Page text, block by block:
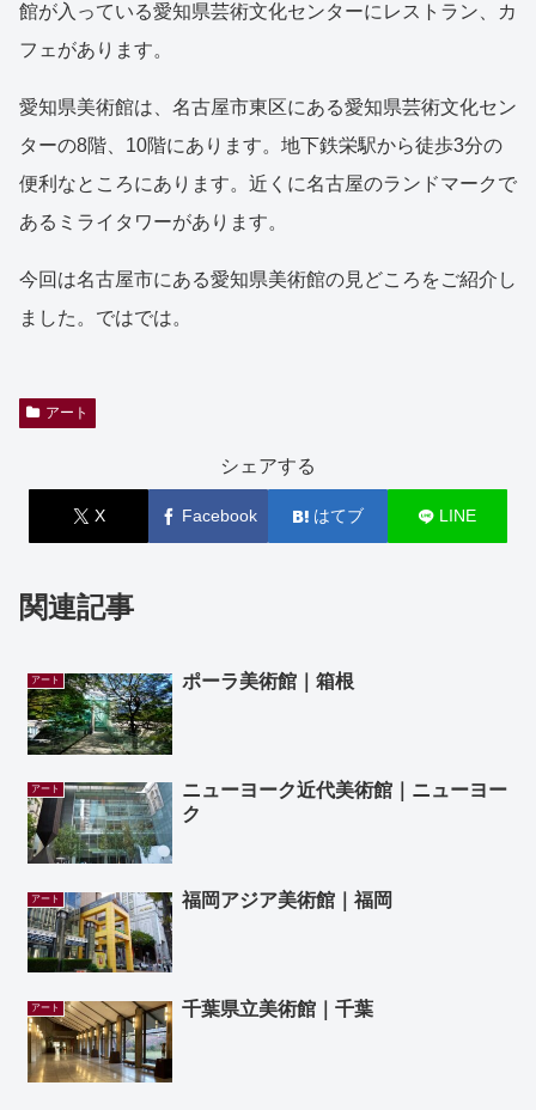
館が入っている愛知県芸術文化センターにレストラン、カ
フェがあります。
愛知県美術館は、名古屋市東区にある愛知県芸術文化セン
ターの8階、10階にあります。地下鉄栄駅から徒歩3分の
便利なところにあります。近くに名古屋のランドマークで
あるミライタワーがあります。
今回は名古屋市にある愛知県美術館の見どころをご紹介し
ました。ではでは。
アート
シェアする
X Facebook はてブ LINE
関連記事
アート ポーラ美術館｜箱根
アート
ニューヨーク近代美術館｜ニューヨー
ク
アート 福岡アジア美術館｜福岡
アート 千葉県立美術館｜千葉